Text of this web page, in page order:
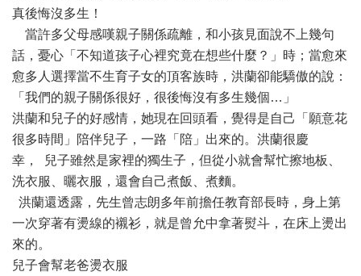
真後悔沒多生！
當許多父母感嘆親子關係疏離，和小孩見面說不上幾句
話，憂心「不知道孩子心裡究竟在想些什麼？」時；當愈來
愈多人選擇當不生育子女的頂客族時，洪蘭卻能驕傲的說：
「我們的親子關係很好，很後悔沒有多生幾個…」
洪蘭和兒子的好感情，她現在回頭看，覺得是自己「願意花
很多時間」陪伴兒子，一路「陪」出來的。洪蘭很慶
幸， 兒子雖然是家裡的獨生子，但從小就會幫忙擦地板、
洗衣服、曬衣服，還會自己煮飯、煮麵。
洪蘭還透露，先生曾志朗多年前擔任教育部長時，身上第
一次穿著有燙線的襯衫，就是曾允中拿著熨斗，在床上燙出
來的。
兒子會幫老爸燙衣服